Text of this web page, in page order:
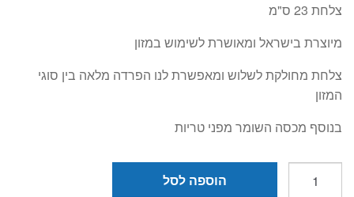
צלחת 23 ס"מ
מיוצרת בישראל ומאושרת לשימוש במזון
צלחת מחולקת לשלוש ומאפשרת לנו הפרדה מלאה בין סוגי
המזון
בנוסף מכסה השומר מפני טריות
הוספה לסל